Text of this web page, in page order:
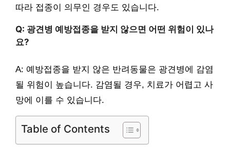
따라 접종이 의무인 경우도 있습니다.
Q: 광견병 예방접종을 받지 않으면 어떤 위험이 있나
요?
A: 예방접종을 받지 않은 반려동물은 광견병에 감염
될 위험이 높습니다. 감염될 경우, 치료가 어렵고 사
망에 이를 수 있습니다.
Table of Contents